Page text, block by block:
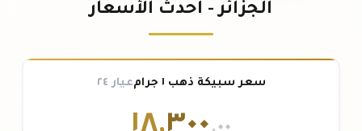
الجزائر - أحدث الأسعار
سعر سبيكة ذهب ١ جرام عيار ٢٤